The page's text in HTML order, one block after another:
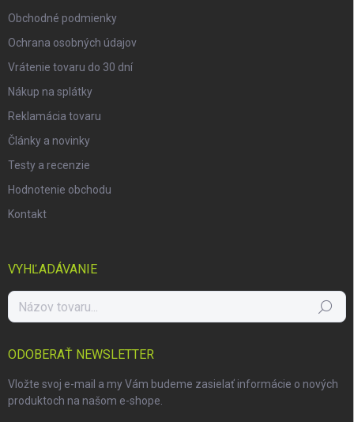
Obchodné podmienky
Ochrana osobných údajov
Vrátenie tovaru do 30 dní
Nákup na splátky
Reklamácia tovaru
Články a novinky
Testy a recenzie
Hodnotenie obchodu
Kontakt
VYHĽADÁVANIE
Hľadať
ODOBERAŤ NEWSLETTER
Vložte svoj e-mail a my Vám budeme zasielať informácie o nových
produktoch na našom e-shope.